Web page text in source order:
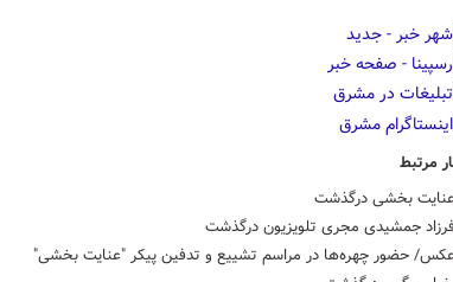
مرتبط
عنایت بخشی درگذشت
فرزاد جمشیدی مجری تلویزیون درگذشت
عکس/ حضور چهره‌ها در مراسم تشییع و تدفین پیکر "عنایت بخشی"